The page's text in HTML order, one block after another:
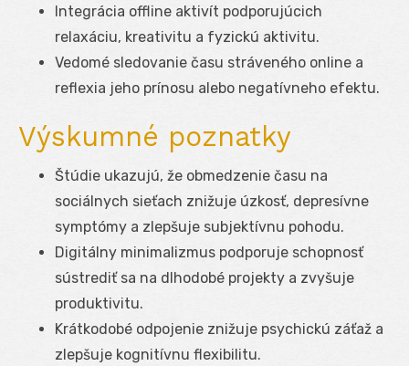
Integrácia offline aktivít podporujúcich
relaxáciu, kreativitu a fyzickú aktivitu.
Vedomé sledovanie času stráveného online a
reflexia jeho prínosu alebo negatívneho efektu.
Výskumné poznatky
Štúdie ukazujú, že obmedzenie času na
sociálnych sieťach znižuje úzkosť, depresívne
symptómy a zlepšuje subjektívnu pohodu.
Digitálny minimalizmus podporuje schopnosť
sústrediť sa na dlhodobé projekty a zvyšuje
produktivitu.
Krátkodobé odpojenie znižuje psychickú záťaž a
zlepšuje kognitívnu flexibilitu.